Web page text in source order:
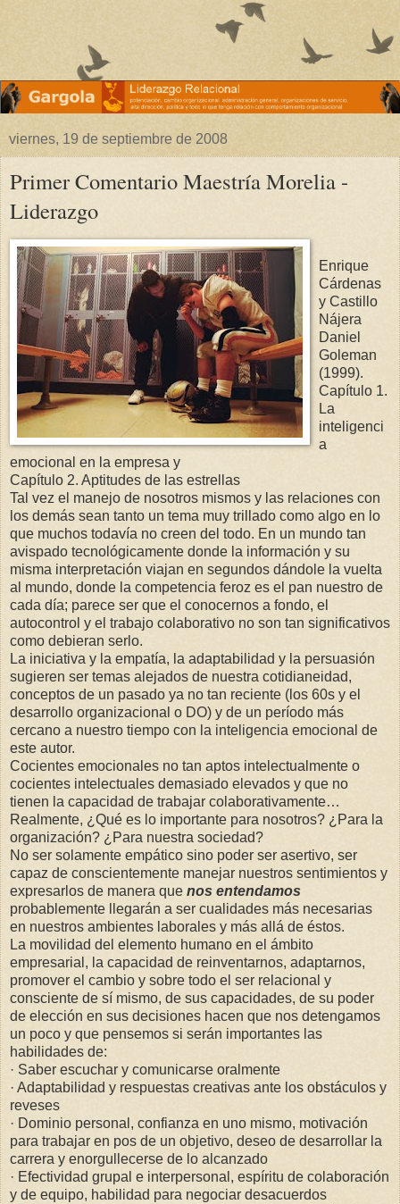
viernes, 19 de septiembre de 2008
Primer Comentario Maestría Morelia -
Liderazgo
Enrique
Cárdenas
y Castillo
Nájera
Daniel
Goleman
(1999).
Capítulo 1.
La
inteligenci
a
emocional en la empresa y
Capítulo 2. Aptitudes de las estrellas
Tal vez el manejo de nosotros mismos y las relaciones con
los demás sean tanto un tema muy trillado como algo en lo
que muchos todavía no creen del todo. En un mundo tan
avispado tecnológicamente donde la información y su
misma interpretación viajan en segundos dándole la vuelta
al mundo, donde la competencia feroz es el pan nuestro de
cada día; parece ser que el conocernos a fondo, el
autocontrol y el trabajo colaborativo no son tan significativos
como debieran serlo.
La iniciativa y la empatía, la adaptabilidad y la persuasión
sugieren ser temas alejados de nuestra cotidianeidad,
conceptos de un pasado ya no tan reciente (los 60s y el
desarrollo organizacional o DO) y de un período más
cercano a nuestro tiempo con la inteligencia emocional de
este autor.
Cocientes emocionales no tan aptos intelectualmente o
cocientes intelectuales demasiado elevados y que no
tienen la capacidad de trabajar colaborativamente…
Realmente, ¿Qué es lo importante para nosotros? ¿Para la
organización? ¿Para nuestra sociedad?
No ser solamente empático sino poder ser asertivo, ser
capaz de conscientemente manejar nuestros sentimientos y
expresarlos de manera que nos entendamos
probablemente llegarán a ser cualidades más necesarias
en nuestros ambientes laborales y más allá de éstos.
La movilidad del elemento humano en el ámbito
empresarial, la capacidad de reinventarnos, adaptarnos,
promover el cambio y sobre todo el ser relacional y
consciente de sí mismo, de sus capacidades, de su poder
de elección en sus decisiones hacen que nos detengamos
un poco y que pensemos si serán importantes las
habilidades de:
· Saber escuchar y comunicarse oralmente
· Adaptabilidad y respuestas creativas ante los obstáculos y
reveses
· Dominio personal, confianza en uno mismo, motivación
para trabajar en pos de un objetivo, deseo de desarrollar la
carrera y enorgullecerse de lo alcanzado
· Efectividad grupal e interpersonal, espíritu de colaboración
y de equipo, habilidad para negociar desacuerdos